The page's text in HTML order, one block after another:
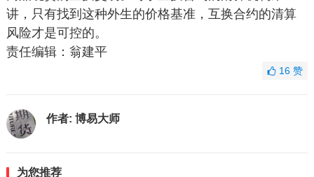
讲，只有找到这种外生的价格基准，互换合约的清算
风险才是可控的。
责任编辑：翁建平
16赞
作者: 博易大师
为您推荐